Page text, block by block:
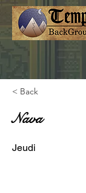
< Back
Nava
Jeudi